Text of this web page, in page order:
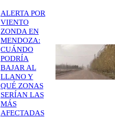
ALERTA POR
VIENTO
ZONDA EN
MENDOZA:
CUÁNDO
PODRÍA
BAJAR AL
LLANO Y
QUÉ ZONAS
SERÍAN LAS
MÁS
AFECTADAS